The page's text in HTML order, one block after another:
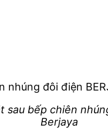
nhúng đôi điện
sau bếp chiên
Berjaya